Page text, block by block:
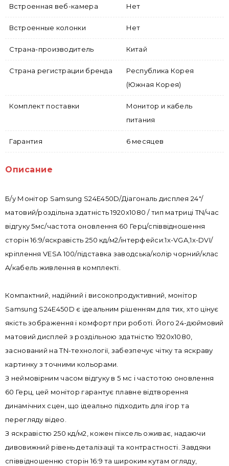
Встроенная веб-камера Нет
Встроенные колонки Нет
Страна-производитель Китай
Страна регистрации бренда
Республика Корея
(Южная Корея)
Комплект поставки
Монитор и кабель
питания
Гарантия 6 месяцев
Описание
Б/у Монітор Samsung S24E450D/Діагональ дисплея 24"/
матовий/роздільна здатність 1920x1080 / тип матриці TN/час
відгуку 5мс/частота оновлення 60 Герц/співвідношення
сторін 16:9/яскравість 250 кд/м2/інтерфейси:1x-VGA,1x-DVI/
кріплення VESA 100/підставка заводська/колір чорний/клас
A/кабель живлення в комплекті.
Компактний, надійний і високопродуктивний, монітор
Samsung S24E450D є ідеальним рішенням для тих, хто цінує
якість зображення і комфорт при роботі. Його 24-дюймовий
матовий дисплей з роздільною здатністю 1920x1080,
заснований на TN-технології, забезпечує чітку та яскраву
картинку з точними кольорами.
З неймовірним часом відгуку в 5 мс і частотою оновлення
60 Герц, цей монітор гарантує плавне відтворення
динамічних сцен, що ідеально підходить для ігор та
перегляду відео.
З яскравістю 250 кд/м2, кожен піксель оживає, надаючи
дивовижний рівень деталізації та контрастності. Завдяки
співвідношенню сторін 16:9 та широким кутам огляду,